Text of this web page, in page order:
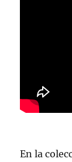
En la